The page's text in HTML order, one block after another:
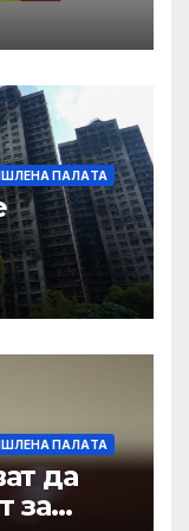
ПАЛAТА
Fuk
ПАЛAТА
да
за